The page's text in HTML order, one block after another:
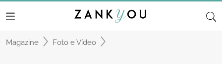
Magazine Foto e Vídeo